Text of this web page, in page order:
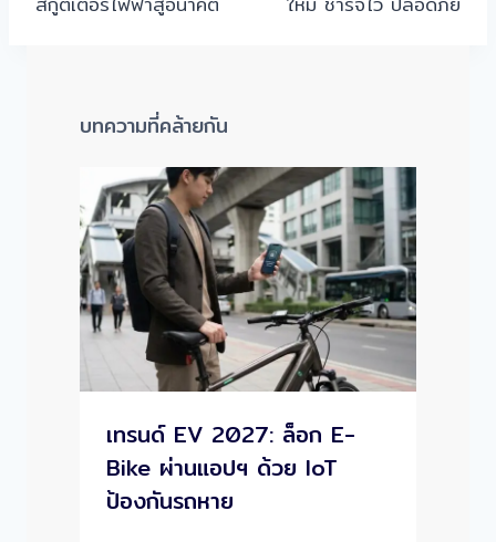
บทความที่คล้ายกัน
เทรนด์ EV 2027: ล็อก E-
Bike ผ่านแอปฯ ด้วย IoT
ป้องกันรถหาย